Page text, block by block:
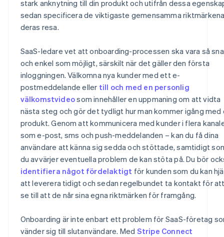
stark anknytning till din produkt och utifrån dessa
sedan specificera de viktigaste gemensamma
deras resa.
SaaS-ledare vet att onboarding-processen ska vara så
och enkel som möjligt, särskilt när det gäller den första
inloggningen. Välkomna nya kunder med ett e-
postmeddelande eller till och med en personlig
välkomstvideosom innehåller en uppmaning om att vidta
nästa steg och gör det tydligt hur man kommer igång med
produkt. Genom att kommunicera med kunder i flera
som e-post, sms och push-meddelanden – kan du få dina
användare att känna sig sedda och stöttade, samtidigt
du avvärjer eventuella problem de kan stöta på. Du bör
identifiera något fördelaktigt för kunden som du kan
att leverera tidigt och sedan regelbundet ta kontakt för
se till att de når sina egna riktmärken för framgång.
Onboarding är inte enbart ett problem för SaaS-företag
vänder sig till slutanvändare. Med Stripe Connect